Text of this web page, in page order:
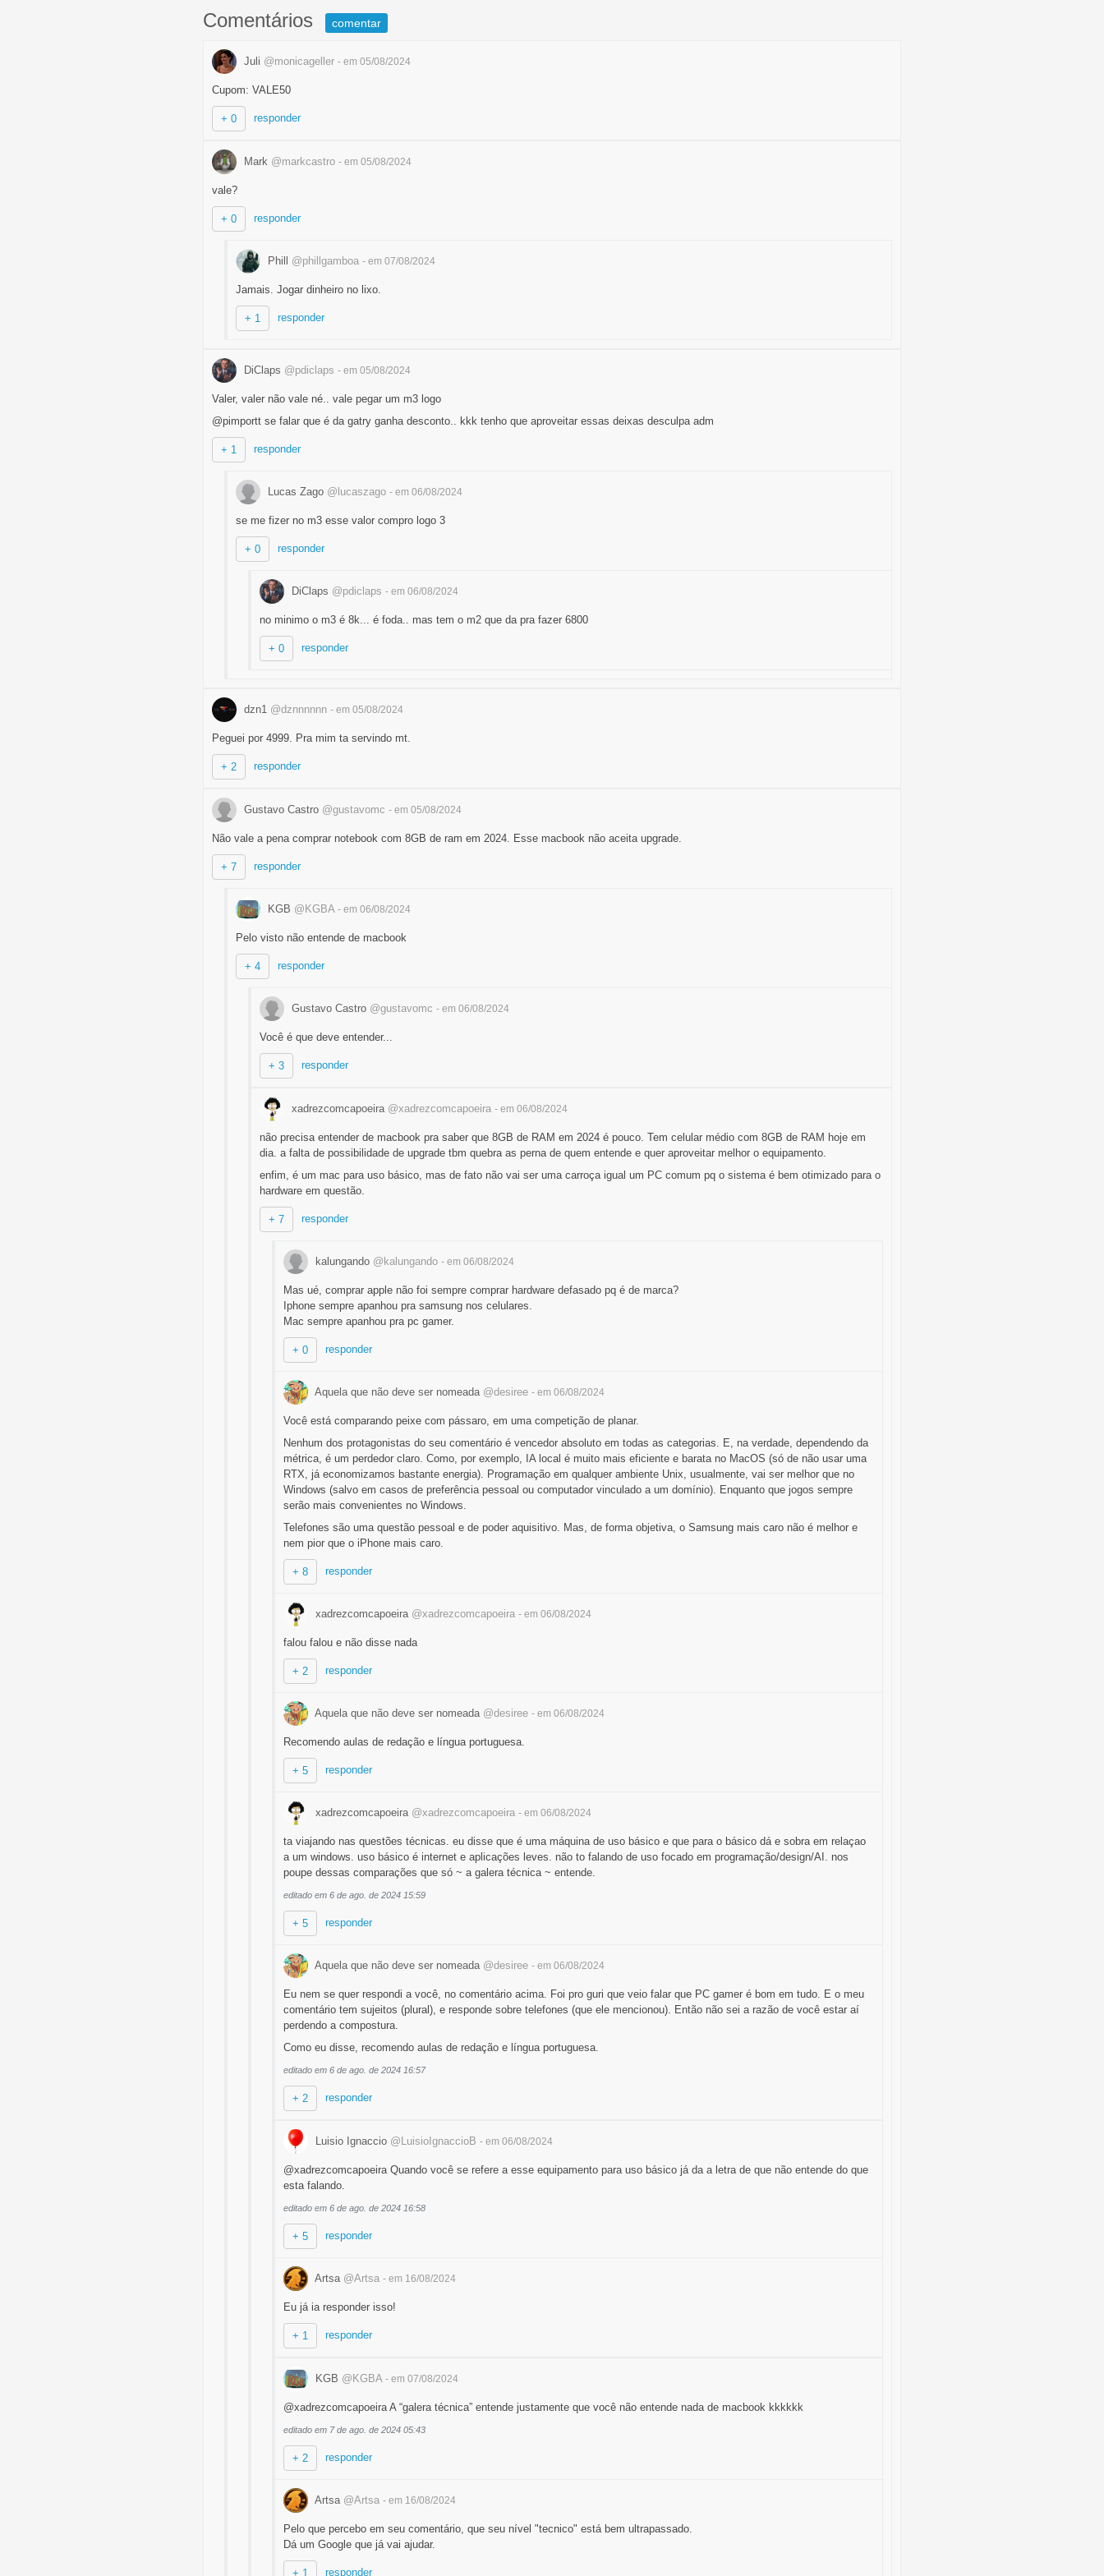
Comentários comentar
Juli @monicageller - em 05/08/2024
Cupom: VALE50
+ 0 responder
Mark @markcastro - em 05/08/2024
vale?
+ 0 responder
Phill @phillgamboa - em 07/08/2024
Jamais. Jogar dinheiro no lixo.
+ 1 responder
DiClaps @pdiclaps - em 05/08/2024
Valer, valer não vale né.. vale pegar um m3 logo
@pimportt se falar que é da gatry ganha desconto.. kkk tenho que aproveitar essas deixas desculpa adm
+ 1 responder
Lucas Zago @lucaszago - em 06/08/2024
se me fizer no m3 esse valor compro logo 3
+ 0 responder
DiClaps @pdiclaps - em 06/08/2024
no minimo o m3 é 8k... é foda.. mas tem o m2 que da pra fazer 6800
+ 0 responder
dzn1 @dznnnnnn - em 05/08/2024
Peguei por 4999. Pra mim ta servindo mt.
+ 2 responder
Gustavo Castro @gustavomc - em 05/08/2024
Não vale a pena comprar notebook com 8GB de ram em 2024. Esse macbook não aceita upgrade.
+ 7 responder
KGB @KGBA - em 06/08/2024
Pelo visto não entende de macbook
+ 4 responder
Gustavo Castro @gustavomc - em 06/08/2024
Você é que deve entender...
+ 3 responder
xadrezcomcapoeira @xadrezcomcapoeira - em 06/08/2024
não precisa entender de macbook pra saber que 8GB de RAM em 2024 é pouco. Tem celular médio com 8GB de RAM hoje em
dia. a falta de possibilidade de upgrade tbm quebra as perna de quem entende e quer aproveitar melhor o equipamento.
enfim, é um mac para uso básico, mas de fato não vai ser uma carroça igual um PC comum pq o sistema é bem otimizado para o
hardware em questão.
+ 7 responder
kalungando @kalungando - em 06/08/2024
Mas ué, comprar apple não foi sempre comprar hardware defasado pq é de marca?
Iphone sempre apanhou pra samsung nos celulares.
Mac sempre apanhou pra pc gamer.
+ 0 responder
Aquela que não deve ser nomeada @desiree - em 06/08/2024
Você está comparando peixe com pássaro, em uma competição de planar.
Nenhum dos protagonistas do seu comentário é vencedor absoluto em todas as categorias. E, na verdade, dependendo da
métrica, é um perdedor claro. Como, por exemplo, IA local é muito mais eficiente e barata no MacOS (só de não usar uma
RTX, já economizamos bastante energia). Programação em qualquer ambiente Unix, usualmente, vai ser melhor que no
Windows (salvo em casos de preferência pessoal ou computador vinculado a um domínio). Enquanto que jogos sempre
serão mais convenientes no Windows.
Telefones são uma questão pessoal e de poder aquisitivo. Mas, de forma objetiva, o Samsung mais caro não é melhor e
nem pior que o iPhone mais caro.
+ 8 responder
xadrezcomcapoeira @xadrezcomcapoeira - em 06/08/2024
falou falou e não disse nada
+ 2 responder
Aquela que não deve ser nomeada @desiree - em 06/08/2024
Recomendo aulas de redação e língua portuguesa.
+ 5 responder
xadrezcomcapoeira @xadrezcomcapoeira - em 06/08/2024
ta viajando nas questões técnicas. eu disse que é uma máquina de uso básico e que para o básico dá e sobra em relaçao
a um windows. uso básico é internet e aplicações leves. não to falando de uso focado em programação/design/AI. nos
poupe dessas comparações que só ~ a galera técnica ~ entende.
editado em 6 de ago. de 2024 15:59
+ 5 responder
Aquela que não deve ser nomeada @desiree - em 06/08/2024
Eu nem se quer respondi a você, no comentário acima. Foi pro guri que veio falar que PC gamer é bom em tudo. E o meu
comentário tem sujeitos (plural), e responde sobre telefones (que ele mencionou). Então não sei a razão de você estar aí
perdendo a compostura.
Como eu disse, recomendo aulas de redação e língua portuguesa.
editado em 6 de ago. de 2024 16:57
+ 2 responder
Luisio Ignaccio @LuisioIgnaccioB - em 06/08/2024
@xadrezcomcapoeira Quando você se refere a esse equipamento para uso básico já da a letra de que não entende do que
esta falando.
editado em 6 de ago. de 2024 16:58
+ 5 responder
Artsa @Artsa - em 16/08/2024
Eu já ia responder isso!
+ 1 responder
KGB @KGBA - em 07/08/2024
@xadrezcomcapoeira A “galera técnica” entende justamente que você não entende nada de macbook kkkkkk
editado em 7 de ago. de 2024 05:43
+ 2 responder
Artsa @Artsa - em 16/08/2024
Pelo que percebo em seu comentário, que seu nível "tecnico" está bem ultrapassado.
Dá um Google que já vai ajudar.
+ 1 responder